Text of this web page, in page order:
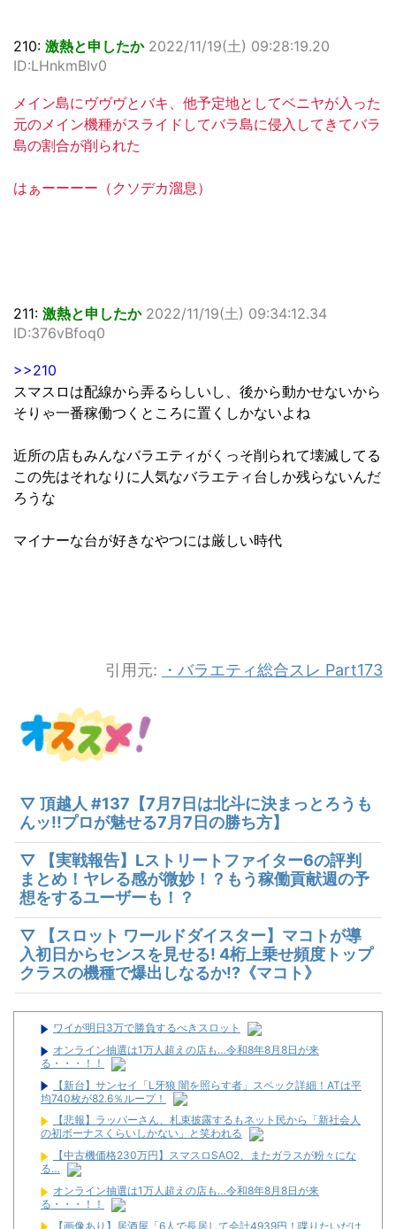
210: 激熱と申したか 2022/11/19(土) 09:28:19.20
ID:LHnkmBIv0
メイン島にヴヴヴとバキ、他予定地としてベニヤが入った
元のメイン機種がスライドしてバラ島に侵入してきてバラ
島の割合が削られた
はぁーーーー（クソデカ溜息）
211: 激熱と申したか 2022/11/19(土) 09:34:12.34
ID:376vBfoq0
>>210
スマスロは配線から弄るらしいし、後から動かせないから
そりゃ一番稼働つくところに置くしかないよね
近所の店もみんなバラエティがくっそ削られて壊滅してる
この先はそれなりに人気なバラエティ台しか残らないんだ
ろうな
マイナーな台が好きなやつには厳しい時代
引用元: ・バラエティ総合スレ Part173
▽ 頂越人 #137【7月7日は北斗に決まっとろうも
んッ!!プロが魅せる7月7日の勝ち方】
▽ 【実戦報告】Lストリートファイター6の評判
まとめ！ヤレる感が微妙！？もう稼働貢献週の予
想をするユーザーも！？
▽ 【スロット ワールドダイスター】マコトが導
入初日からセンスを見せる! 4桁上乗せ頻度トップ
クラスの機種で爆出しなるか!?《マコト》
ワイが明日3万で勝負するべきスロット
オンライン抽選は1万人超えの店も…令和8年8月8日が来
る・・・！！
【新台】サンセイ「L牙狼 闇を照らす者」スペック詳細！ATは平
均740枚が82.6％ループ！
【悲報】ラッパーさん、札束披露するもネット民から「新社会人
の初ボーナスくらいしかない」と笑われる
【中古機価格230万円】スマスロSAO2、またガラスが粉々にな
る…
オンライン抽選は1万人超えの店も…令和8年8月8日が来
る・・・！！
【画像あり】居酒屋「6人で長居して会計4939円！喋りたいだけ